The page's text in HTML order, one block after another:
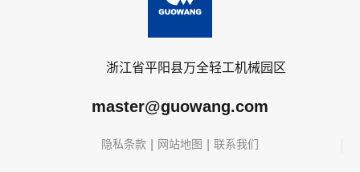
浙江省平阳县万全轻工机械园区
master@guowang.com
隐私条款 网站地图 联系我们